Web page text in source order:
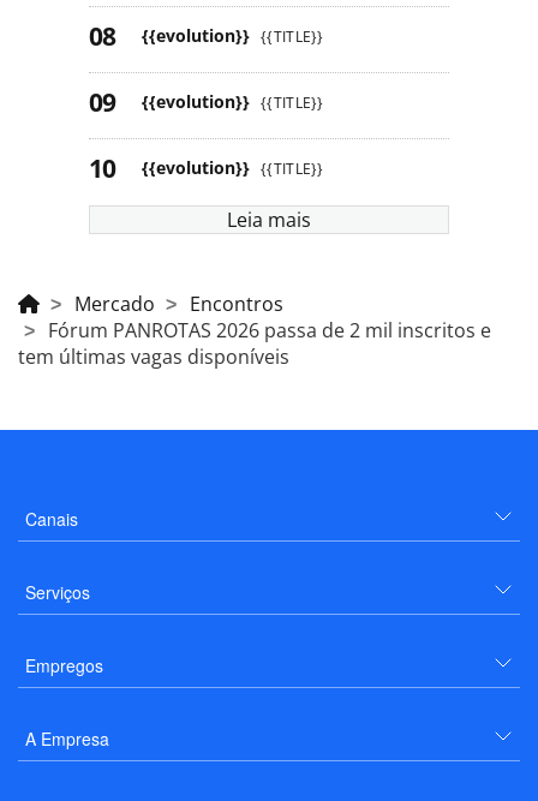
{{evolution}} {{TITLE}}
{{evolution}} {{TITLE}}
{{evolution}} {{TITLE}}
Leia mais
Mercado
Encontros
Fórum PANROTAS 2026 passa de 2 mil inscritos e
tem últimas vagas disponíveis
Canais
Serviços
Empregos
A Empresa